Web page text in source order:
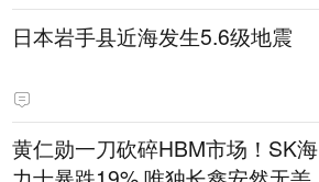
日本岩手县近海发生5.6级地震
黄仁勋一刀砍碎HBM市场！SK海